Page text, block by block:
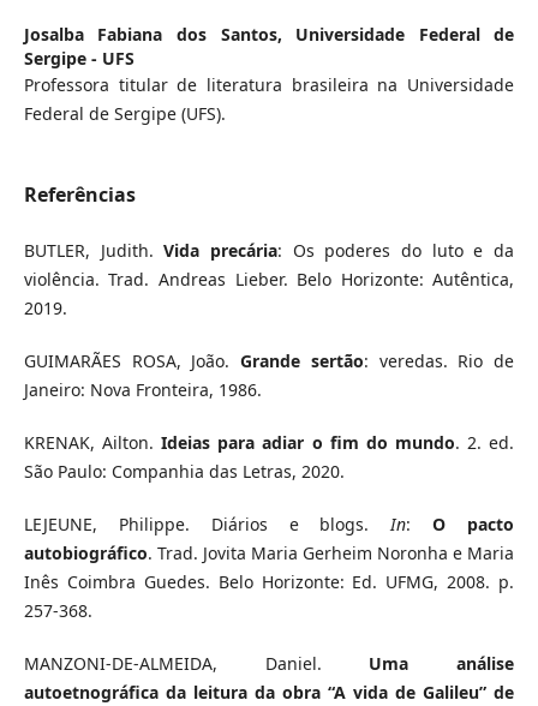
Josalba Fabiana dos Santos, Universidade Federal de
Sergipe - UFS
Professora titular de literatura brasileira na Universidade
Federal de Sergipe (UFS).
Referências
BUTLER, Judith.Vida precária: Os poderes do luto e da
violência. Trad. Andreas Lieber. Belo Horizonte: Autêntica,
2019.
GUIMARÃES ROSA, João.Grande sertão: veredas. Rio de
Janeiro: Nova Fronteira, 1986.
KRENAK, Ailton.Ideias para adiar o fim do mundo. 2. ed.
São Paulo: Companhia das Letras, 2020.
LEJEUNE, Philippe. Diários e blogs.In:O pacto
autobiográfico. Trad. Jovita Maria Gerheim Noronha e Maria
Inês Coimbra Guedes. Belo Horizonte: Ed. UFMG, 2008. p.
257-368.
MANZONI-DE-ALMEIDA, Daniel. Uma análise
autoetnográfica da leitura da obra “A vida de Galileu” de